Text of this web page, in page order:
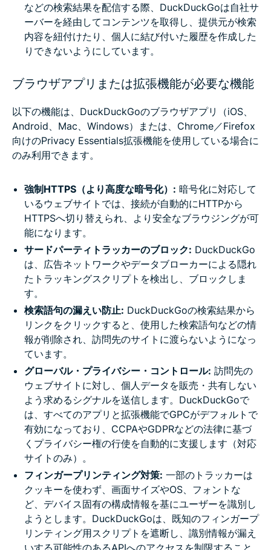
などの検索結果を配信する際、DuckDuckGoは自社サ
ーバーを経由してコンテンツを取得し、提供元が検索
内容を紐付けたり、個人に結び付いた履歴を作成した
りできないようにしています。
ブラウザアプリまたは拡張機能が必要な機能
以下の機能は、DuckDuckGoのブラウザアプリ（iOS、
Android、Mac、Windows）または、Chrome／Firefox
向けのPrivacy Essentials拡張機能を使用している場合に
のみ利用できます。
強制HTTPS（より高度な暗号化）: 暗号化に対応して
いるウェブサイトでは、接続が自動的にHTTPから
HTTPSへ切り替えられ、より安全なブラウジングが可
能になります。
サードパーティトラッカーのブロック: DuckDuckGo
は、広告ネットワークやデータブローカーによる隠れ
たトラッキングスクリプトを検出し、ブロックしま
す。
検索語句の漏えい防止: DuckDuckGoの検索結果から
リンクをクリックすると、使用した検索語句などの情
報が削除され、訪問先のサイトに渡らないようになっ
ています。
グローバル・プライバシー・コントロール: 訪問先の
ウェブサイトに対し、個人データを販売・共有しない
よう求めるシグナルを送信します。DuckDuckGoで
は、すべてのアプリと拡張機能でGPCがデフォルトで
有効になっており、CCPAやGDPRなどの法律に基づ
くプライバシー権の行使を自動的に支援します（対応
サイトのみ）。
フィンガープリンティング対策: 一部のトラッカーは
クッキーを使わず、画面サイズやOS、フォントな
ど、デバイス固有の構成情報を基にユーザーを識別し
ようとします。DuckDuckGoは、既知のフィンガープ
リンティング用スクリプトを遮断し、識別情報が漏え
いする可能性のあるAPIへのアクセスを制限すること